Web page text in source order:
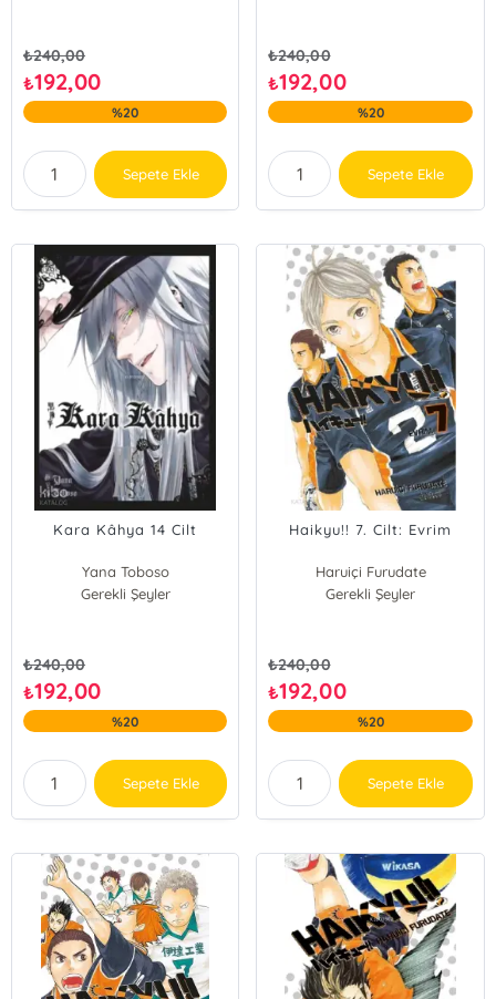
₺240,00
₺192,00
%20
Sepete Ekle
₺240,00
₺192,00
%20
Sepete Ekle
Kara Kâhya 14 Cilt
Yana Toboso
Gerekli Şeyler
₺240,00
₺192,00
%20
Sepete Ekle
Haikyu!! 7. Cilt: Evrim
Haruiçi Furudate
Gerekli Şeyler
₺240,00
₺192,00
%20
Sepete Ekle